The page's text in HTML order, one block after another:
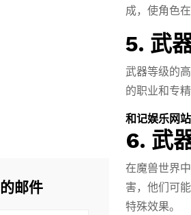
邮件
成，使角色
5. 武
武器等级的
的职业和专
和记娱乐网站
6. 武
在魔兽世界
害，他们可
特殊效果。